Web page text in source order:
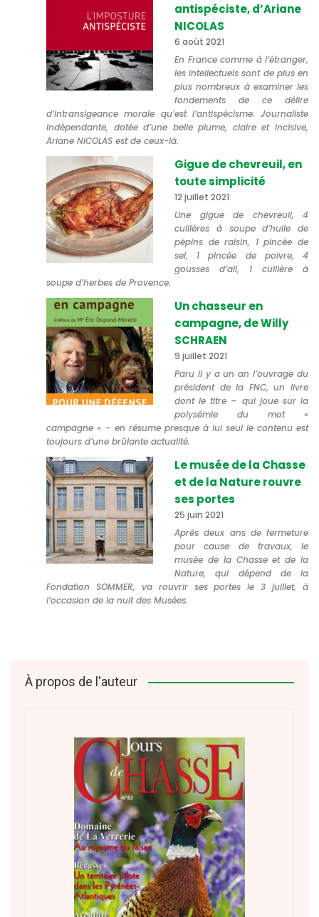
antispéciste, d’Ariane
NICOLAS
6 août 2021
En France comme à l’étranger,
les intellectuels sont de plus en
plus nombreux à examiner les
fondements de ce délire
d’intransigeance morale qu’est l’antispécisme. Journaliste
indépendante, dotée d’une belle plume, claire et incisive,
Ariane NICOLAS est de ceux-là.
Gigue de chevreuil, en
toute simplicité
12 juillet 2021
Une gigue de chevreuil, 4
cuillères à soupe d’huile de
pépins de raisin, 1 pincée de
sel, 1 pincée de poivre, 4
gousses d’ail, 1 cuillère à
soupe d’herbes de Provence.
Un chasseur en
campagne, de Willy
SCHRAEN
9 juillet 2021
Paru il y a un an l’ouvrage du
président de la FNC, un livre
dont le titre – qui joue sur la
polysémie du mot «
campagne » – en résume presque à lui seul le contenu est
toujours d’une brûlante actualité.
Le musée de la Chasse
et de la Nature rouvre
ses portes
25 juin 2021
Après deux ans de fermeture
pour cause de travaux, le
musée de la Chasse et de la
Nature, qui dépend de la
Fondation SOMMER, va rouvrir ses portes le 3 juillet, à
l’occasion de la nuit des Musées.
À propos de l'auteur